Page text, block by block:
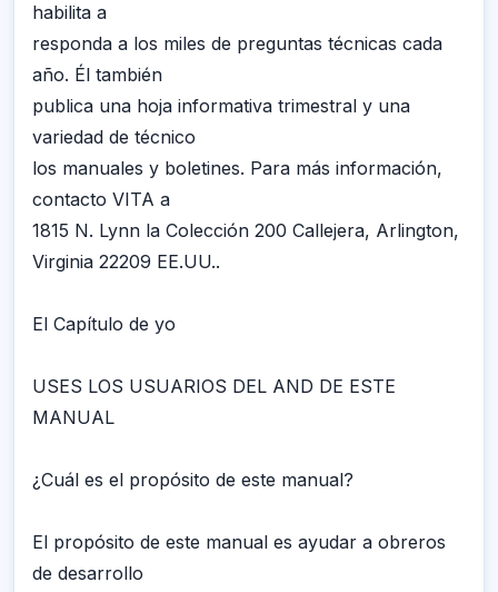
habilita a
responda a los miles de preguntas técnicas cada
año. Él también
publica una hoja informativa trimestral y una
variedad de técnico
los manuales y boletines. Para más información,
contacto VITA a
1815 N. Lynn la Colección 200 Callejera, Arlington,
Virginia 22209 EE.UU..
El Capítulo de yo
USES LOS USUARIOS DEL AND DE ESTE
MANUAL
¿Cuál es el propósito de este manual?
El propósito de este manual es ayudar a obreros
de desarrollo